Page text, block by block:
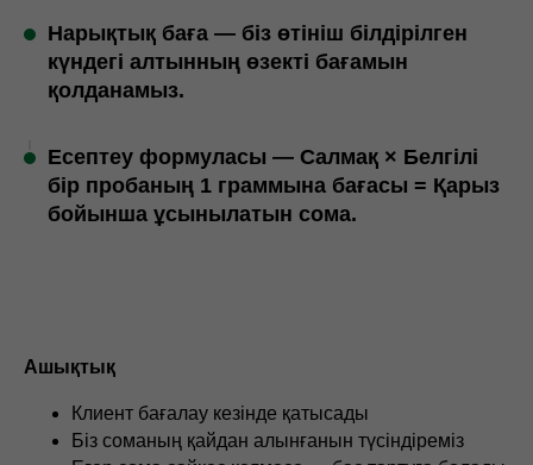
Нарықтық баға — біз өтініш білдірілген
күндегі алтынның өзекті бағамын
қолданамыз.
Есептеу формуласы — Салмақ × Белгілі
бір пробаның 1 граммына бағасы = Қарыз
бойынша ұсынылатын сома.
Ашықтық
Клиент бағалау кезінде қатысады
Біз соманың қайдан алынғанын түсіндіреміз